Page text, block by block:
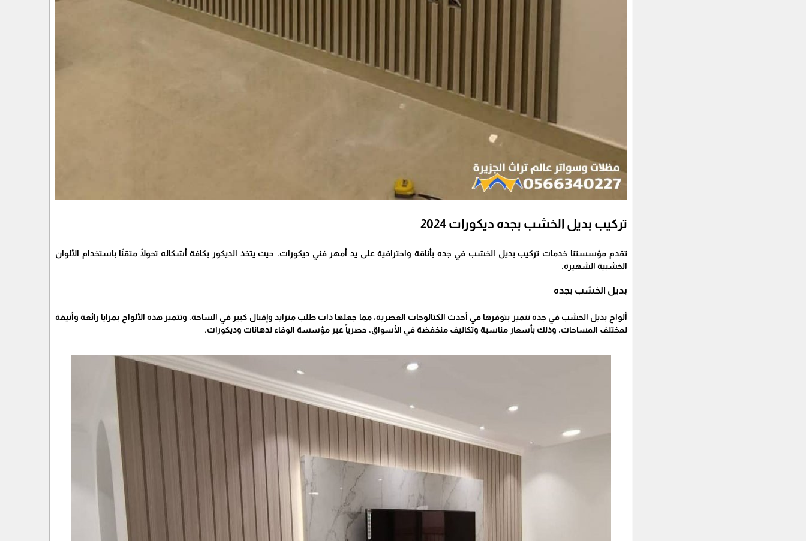
تركيب بديل الخشب بجده ديكورات 2024
تقدم مؤسستنا خدمات تركيب بديل الخشب في جده بأناقة واحترافية على يد أمهر فني ديكورات، حيث يتخذ الديكور بكافة أشكاله تحولًا متقنًا باستخدام الألوان
الخشبية الشهيرة.
بديل الخشب بجده
ألواح بديل الخشب في جده تتميز بتوفرها في أحدث الكتالوجات العصرية، مما جعلها ذات طلب متزايد وإقبال كبير في الساحة. وتتميز هذه الألواح بمزايا رائعة وأنيقة
لمختلف المساحات، وذلك بأسعار مناسبة وتكاليف منخفضة في الأسواق، حصرياً عبر مؤسسة الوفاء لدهانات وديكورات.